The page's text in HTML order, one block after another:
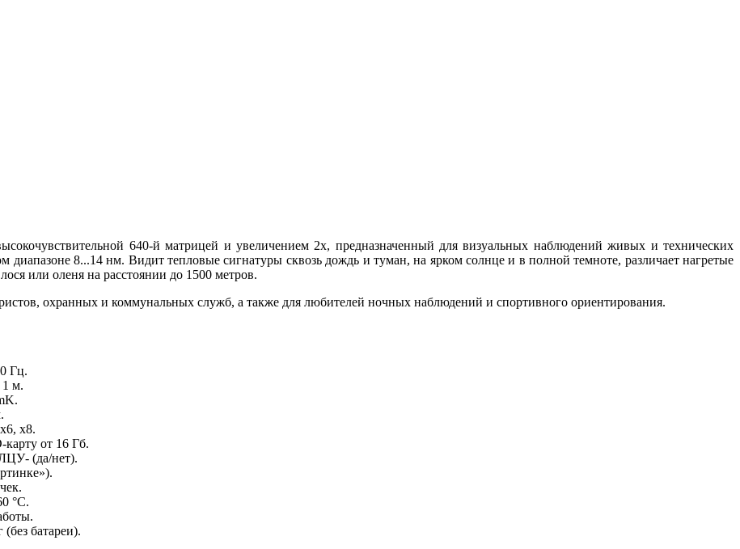
640-й матрицей и увеличением 2x, предназначенный для визуальных наблюдений живых и технических
диапазоне 8...14 нм. Видит тепловые сигнатуры сквозь дождь и туман, на ярком солнце и в полной темноте, различает нагретые
или оленя на расстоянии до 1500 метров.
охранных и коммунальных служб, а также для любителей ночных наблюдений и спортивного ориентирования.
Гц.
1 м.
x8.
от 16 Гб.
(да/нет).
°C.
батареи).